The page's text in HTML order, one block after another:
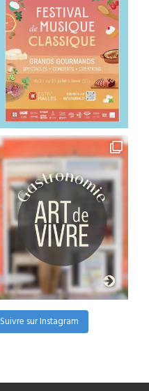
Suivre sur Instagram